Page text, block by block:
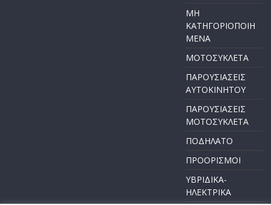
ΜΗ
ΚΑΤΗΓΟΡΙΟΠΟΙΗ
ΜΕΝΑ
ΜΟΤΟΣΥΚΛΕΤΑ
ΠΑΡΟΥΣΙΑΣΕΙΣ
ΑΥΤΟΚΙΝΗΤΟΥ
ΠΑΡΟΥΣΙΑΣΕΙΣ
ΜΟΤΟΣΥΚΛΕΤΑ
ΠΟΔΗΛΑΤΟ
ΠΡΟΟΡΙΣΜΟΙ
ΥΒΡΙΔΙΚΑ-
ΗΛΕΚΤΡΙΚΑ